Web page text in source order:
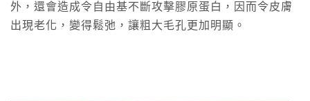
外，還會造成令自由基不斷攻擊膠原蛋白，因而令皮膚
出現老化，變得鬆弛，讓粗大毛孔更加明顯。